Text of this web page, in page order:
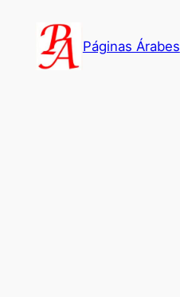
contenido
Páginas Árabes